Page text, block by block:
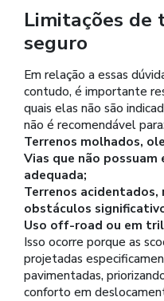
Limitações de
seguro
Em relação a essas
contudo, é importante
quais elas não são
não é recomendável
Terrenos molhados,
Vias que não
adequada;
Terrenos acidentados,
obstáculos
Uso off-road ou em
Isso ocorre porque as
projetadas
pavimentadas,
conforto em